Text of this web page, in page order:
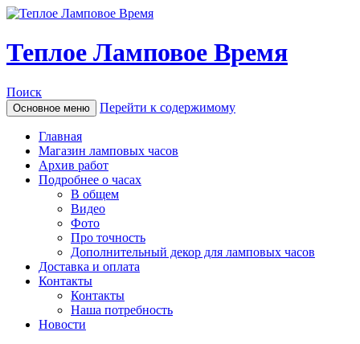
Теплое Ламповое Время
Поиск
Основное меню Перейти к содержимому
Главная
Магазин ламповых часов
Архив работ
Подробнее о часах
В общем
Видео
Фото
Про точность
Дополнительный декор для ламповых часов
Доставка и оплата
Контакты
Контакты
Наша потребность
Новости